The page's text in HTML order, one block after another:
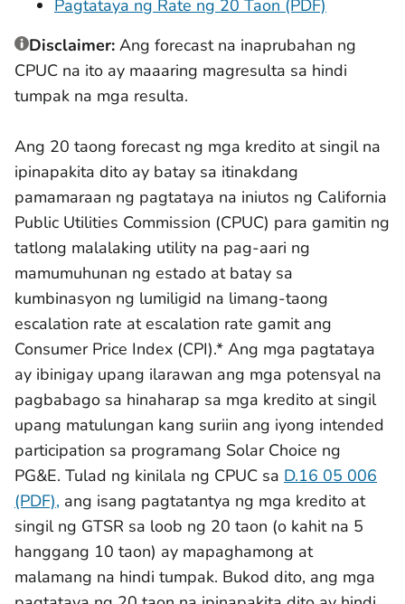
Pagtataya ng Rate ng 20 Taon (PDF)
Disclaimer: Ang forecast na inaprubahan ng
CPUC na ito ay maaaring magresulta sa hindi
tumpak na mga resulta.
Ang 20 taong forecast ng mga kredito at singil na
ipinapakita dito ay batay sa itinakdang
pamamaraan ng pagtataya na iniutos ng California
Public Utilities Commission (CPUC) para gamitin ng
tatlong malalaking utility na pag-aari ng
mamumuhunan ng estado at batay sa
kumbinasyon ng lumiligid na limang-taong
escalation rate at escalation rate gamit ang
Consumer Price Index (CPI).* Ang mga pagtataya
ay ibinigay upang ilarawan ang mga potensyal na
pagbabago sa hinaharap sa mga kredito at singil
upang matulungan kang suriin ang iyong intended
participation sa programang Solar Choice ng
PG&E. Tulad ng kinilala ng CPUC sa D.16 05 006
(PDF), ang isang pagtatantya ng mga kredito at
singil ng GTSR sa loob ng 20 taon (o kahit na 5
hanggang 10 taon) ay mapaghamong at
malamang na hindi tumpak. Bukod dito, ang mga